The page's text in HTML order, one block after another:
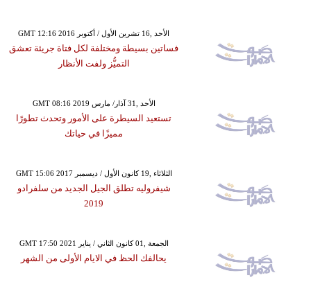
GMT 12:16 2016 الأحد ,16 تشرين الأول / أكتوبر
فساتين بسيطة ومختلفة لكل فتاة جريئة تعشق
التميُّز ولفت الأنظار
GMT 08:16 2019 الأحد ,31 آذار/ مارس
تستعيد السيطرة على الأمور وتحدث تطورًا
مميزًا في حياتك
GMT 15:06 2017 الثلاثاء ,19 كانون الأول / ديسمبر
شيفروليه تطلق الجيل الجديد من سلفرادو
2019
GMT 17:50 2021 الجمعة ,01 كانون الثاني / يناير
يحالفك الحظ في الايام الأولى من الشهر